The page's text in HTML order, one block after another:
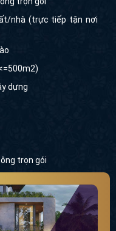
nhà (trực tiếp tận nơi
dựng
trọn gói